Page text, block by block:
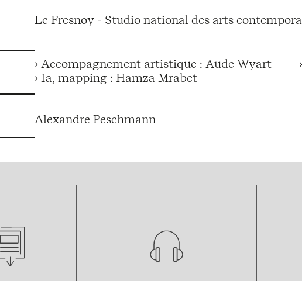
Le Fresnoy - Studio national des arts
› Accompagnement artistique : Aude Wyart
› Ia, mapping : Hamza Mrabet
Alexandre Peschmann